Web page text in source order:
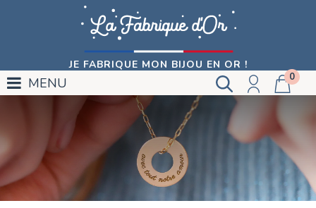
JE FABRIQUE MON BIJOU EN OR !
0
MENU